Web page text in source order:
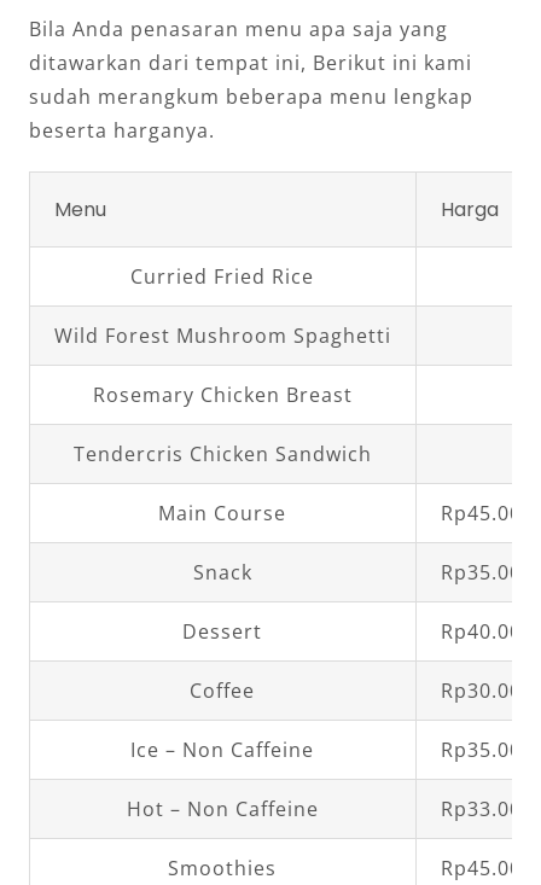
Bila Anda penasaran menu apa saja yang
ditawarkan dari tempat ini, Berikut ini kami
sudah merangkum beberapa menu lengkap
beserta harganya.
Menu Harga
Curried Fried Rice
Wild Forest Mushroom Spaghetti
Rosemary Chicken Breast
Tendercris Chicken Sandwich
Main Course
Snack
Dessert
Coffee
Ice – Non Caffeine
Hot – Non Caffeine
Smoothies